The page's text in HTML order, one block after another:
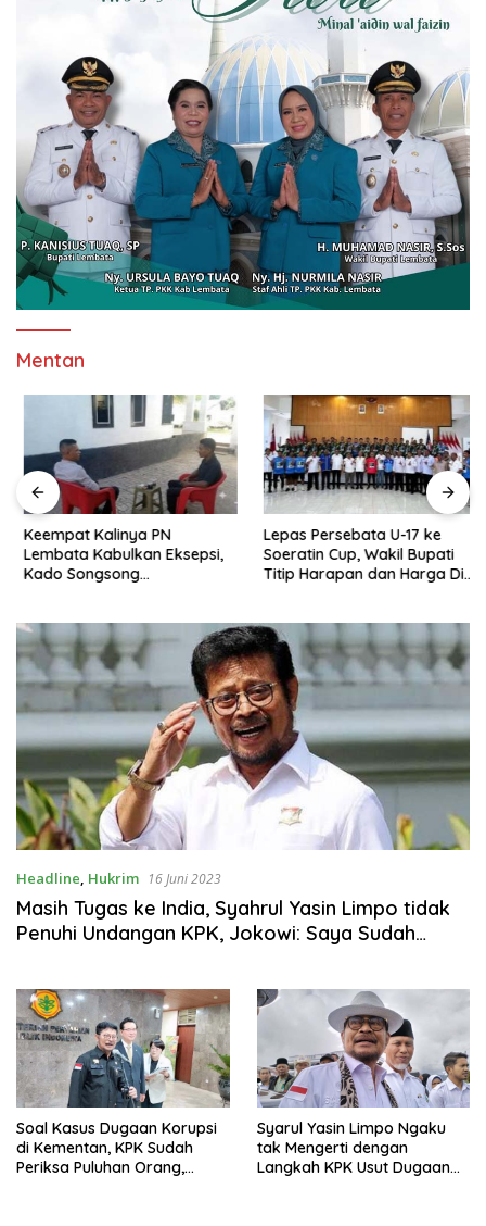
Mentan
Keempat Kalinya PN
Lembata Kabulkan Eksepsi,
Kado Songsong
Lepas Persebata U-17 ke
Soeratin Cup, Wakil Bupati
Titip Harapan dan Harga Diri
Headline, Hukrim 16 Juni 2023
Masih Tugas ke India, Syahrul Yasin Limpo tidak
Penuhi Undangan KPK, Jokowi: Saya Sudah
Soal Kasus Dugaan Korupsi
di Kementan, KPK Sudah
Periksa Puluhan Orang,
Syarul Yasin Limpo Ngaku
tak Mengerti dengan
Langkah KPK Usut Dugaan